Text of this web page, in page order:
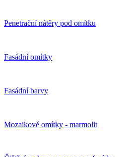
Penetrační nátěry pod omítku
Fasádní omítky
Fasádní barvy
Mozaikové omítky - marmolit